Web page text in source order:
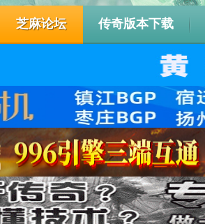
芝麻论坛 传奇版本下载